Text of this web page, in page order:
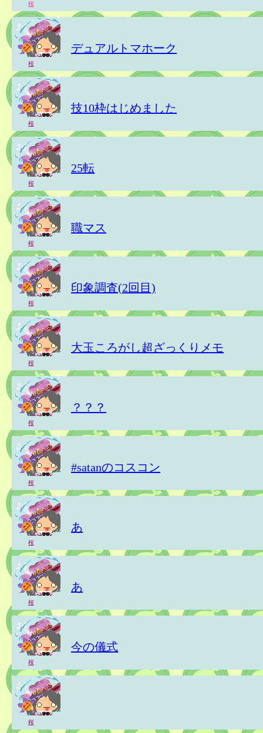
桜
デュアルトマホーク
桜
技10枠はじめました
桜
25転
桜
職マス
桜
印象調査(2回目)
桜
大玉ころがし超ざっくりメモ
桜
？？？
桜
#satanのコスコン
桜
あ
桜
あ
桜
今の儀式
桜
桜